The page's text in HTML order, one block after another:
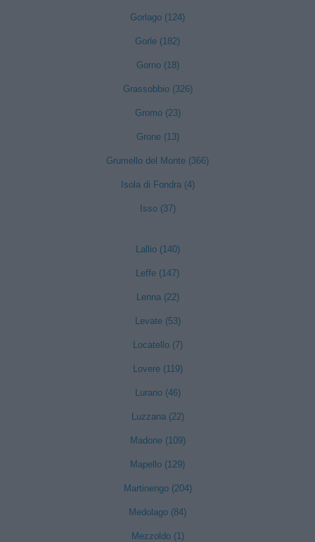
Gorlago (124)
Gorle (182)
Gorno (18)
Grassobbio (326)
Gromo (23)
Grone (13)
Grumello del Monte (366)
Isola di Fondra (4)
Isso (37)
Lallio (140)
Leffe (147)
Lenna (22)
Levate (53)
Locatello (7)
Lovere (119)
Lurano (46)
Luzzana (22)
Madone (109)
Mapello (129)
Martinengo (204)
Medolago (84)
Mezzoldo (1)